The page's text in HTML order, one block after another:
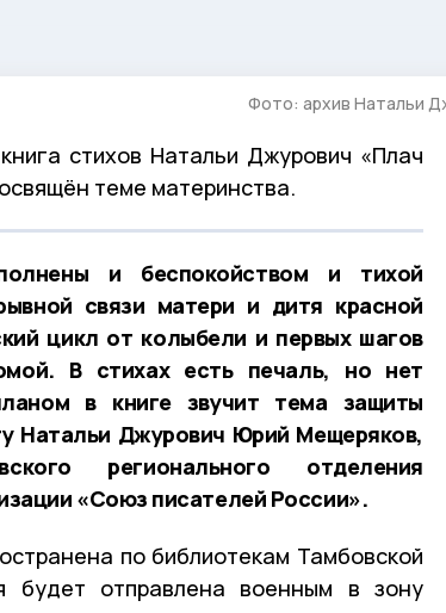
Фото: архив Натальи
стихов Натальи Джурович «Плач
теме материнства.
и беспокойством и тихой
связи матери и дитя красной
цикл от колыбели и первых шагов
В стихах есть печаль, но нет
в книге звучит тема защиты
Натальи Джурович Юрий Мещеряков,
регионального отделения
«Союз писателей России».
по библиотекам Тамбовской
будет отправлена военным в зону